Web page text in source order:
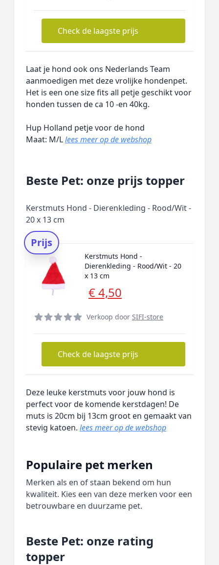
Check de laagste prijs
Laat je hond ook ons Nederlands Team
aanmoedigen met deze vrolijke hondenpet.
Het is een one size fits all petje geschikt voor
honden tussen de ca 10 -en 40kg.
Hup Holland petje voor de hond
Maat: M/Llees meer op de webshop
Beste Pet: onze prijs topper
Kerstmuts Hond - Dierenkleding - Rood/Wit -
20 x 13 cm
Prijs
Kerstmuts Hond -
Dierenkleding - Rood/Wit - 20
x 13 cm
€ 4,50
Verkoop door SIFI-store
Check de laagste prijs
Deze leuke kerstmuts voor jouw hond is
perfect voor de komende kerstdagen! De
muts is 20cm bij 13cm groot en gemaakt van
stevig katoen. lees meer op de webshop
Populaire pet merken
Merken als en of staan bekend om hun
kwaliteit. Kies een van deze merken voor een
betrouwbare en duurzame pet.
Beste Pet: onze rating
topper